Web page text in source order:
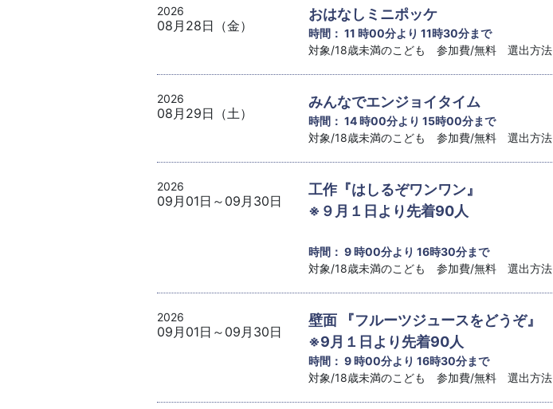
2026
08月28日（金）
おはなしミニポッケ
時間： 11 時00分より 11時30分まで
対象/18歳未満のこども 参加費/無料 選出方法
2026
08月29日（土）
みんなでエンジョイタイム
時間： 14 時00分より 15時00分まで
対象/18歳未満のこども 参加費/無料 選出方法
2026
09月01日～09月30日
工作『はしるぞワンワン』
※９月１日より先着90人
時間： 9 時00分より 16時30分まで
対象/18歳未満のこども 参加費/無料 選出方法
2026
09月01日～09月30日
壁面 『フルーツジュースをどうぞ』
※9月１日より先着90人
時間： 9 時00分より 16時30分まで
対象/18歳未満のこども 参加費/無料 選出方法